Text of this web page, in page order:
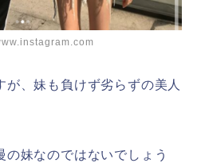
が、妹も負けず劣らずの美人
妹なのではないでしょう